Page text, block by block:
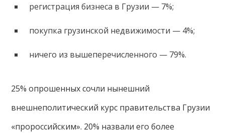
регистрация бизнеса в Грузии — 7%;
покупка грузинской недвижимости — 4%;
ничего из вышеперечисленного — 79%.
25% опрошенных сочли нынешний
внешнеполитический курс правительства Грузии
«пророссийским». 20% назвали его более